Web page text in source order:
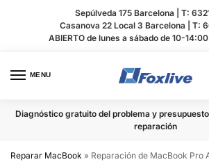
Sepúlveda 175 Barcelona | T:
Casanova 22 Local 3 Barcelona | T:
ABIERTO de lunes a sábado de 10-
MENU
Diagnóstico gratuito del problema y
reparación
Reparar MacBook » Reparación de MacBook Pro